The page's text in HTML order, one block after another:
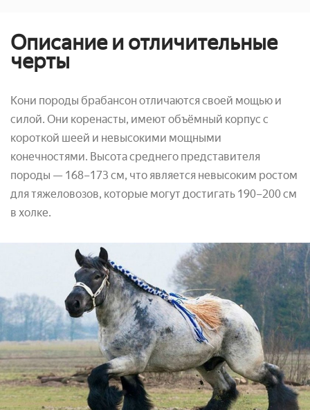
Описание и отличительные
черты
Кони породы брабансон отличаются своей мощью и
силой. Они коренасты, имеют объёмный корпус с
короткой шеей и невысокими мощными
конечностями. Высота среднего представителя
породы — 168–173 см, что является невысоким ростом
для тяжеловозов, которые могут достигать 190–200 см
в холке.